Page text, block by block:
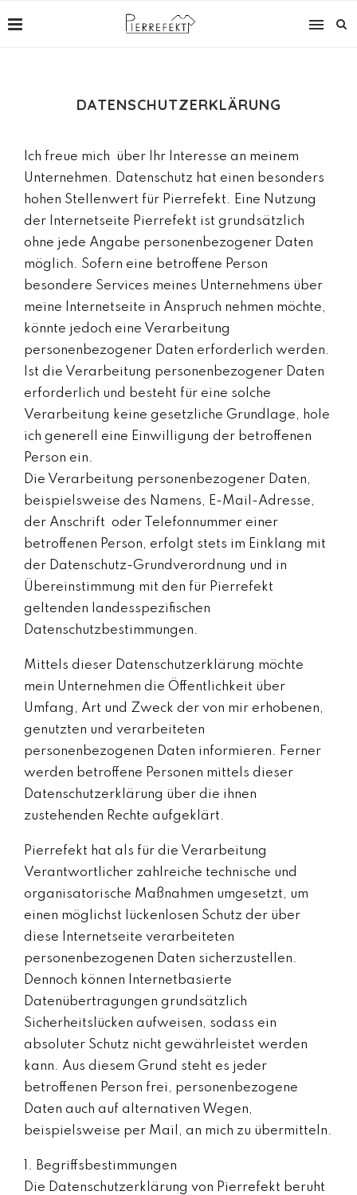
DATENSCHUTZERKLÄRUNG
Ich freue mich über Ihr Interesse an meinem
Unternehmen. Datenschutz hat einen besonders
hohen Stellenwert für Pierrefekt. Eine Nutzung
der Internetseite Pierrefekt ist grundsätzlich
ohne jede Angabe personenbezogener Daten
möglich. Sofern eine betroffene Person
besondere Services meines Unternehmens über
meine Internetseite in Anspruch nehmen möchte,
könnte jedoch eine Verarbeitung
personenbezogener Daten erforderlich werden.
Ist die Verarbeitung personenbezogener Daten
erforderlich und besteht für eine solche
Verarbeitung keine gesetzliche Grundlage, hole
ich generell eine Einwilligung der betroffenen
Person ein.
Die Verarbeitung personenbezogener Daten,
beispielsweise des Namens, E-Mail-Adresse,
der Anschrift oder Telefonnummer einer
betroffenen Person, erfolgt stets im Einklang mit
der Datenschutz-Grundverordnung und in
Übereinstimmung mit den für Pierrefekt
geltenden landesspezifischen
Datenschutzbestimmungen.
Mittels dieser Datenschutzerklärung möchte
mein Unternehmen die Öffentlichkeit über
Umfang, Art und Zweck der von mir erhobenen,
genutzten und verarbeiteten
personenbezogenen Daten informieren. Ferner
werden betroffene Personen mittels dieser
Datenschutzerklärung über die ihnen
zustehenden Rechte aufgeklärt.
Pierrefekt hat als für die Verarbeitung
Verantwortlicher zahlreiche technische und
organisatorische Maßnahmen umgesetzt, um
einen möglichst lückenlosen Schutz der über
diese Internetseite verarbeiteten
personenbezogenen Daten sicherzustellen.
Dennoch können Internetbasierte
Datenübertragungen grundsätzlich
Sicherheitslücken aufweisen, sodass ein
absoluter Schutz nicht gewährleistet werden
kann. Aus diesem Grund steht es jeder
betroffenen Person frei, personenbezogene
Daten auch auf alternativen Wegen,
beispielsweise per Mail, an mich zu übermitteln.
1. Begriffsbestimmungen
Die Datenschutzerklärung von Pierrefekt beruht